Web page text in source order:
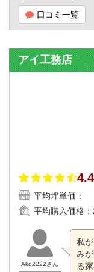
口コミ一覧
アイ工務店
4.4
平均坪単価：
平均購入価格：
Ako2222さん
私
み
る